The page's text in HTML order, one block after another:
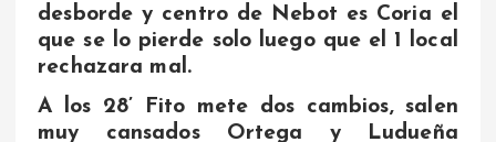
desborde y centro de Nebot es Coria el
que se lo pierde solo luego que el 1 local
rechazara mal.
A los 28’ Fito mete dos cambios, salen
muy cansados Ortega y Ludueña